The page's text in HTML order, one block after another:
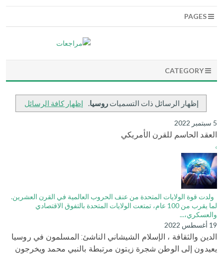
CATEGORY
‏إظهار الرسائل ذات التسمياتروسيا. إظهار كافة الرسائل
5 سبتمبر 2022
العقد الحاسم للقرن الأمريكي
›
ولدت قوة الولايات المتحدة من عنف الحروب العالمية في القرن العشرين.
لما يقرب من 100 عام، تمتعت الولايات المتحدة بالتفوق الاقتصادي
والعسكري،...
19 أغسطس 2022
الدين والثقافة ، الإسلام الشيشاني الناشئ: المسلمون في روسيا
يعيدون إلى الوطن شجرة زيتون مرتبطة بالنبي محمد ويخرجون